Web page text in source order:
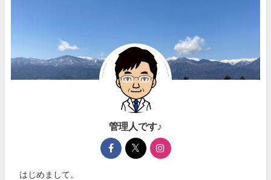
管理人です♪
はじめまして。